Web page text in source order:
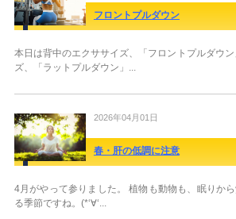
フロントプルダウン
本日は背中のエクササイズ、「フロントプルダウ
ズ、「ラットプルダウン」...
2026年04月01日
春・肝の低調に注意
4月がやって参りました。 植物も動物も、眠りか
る季節ですね。(*‘∀‘...